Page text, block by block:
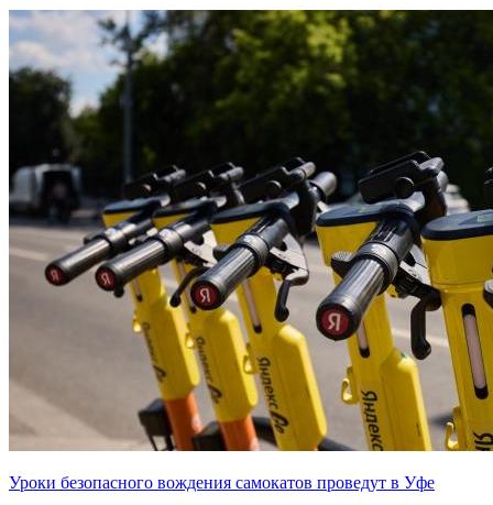
Уроки безопасного вождения самокатов проведут в Уфе